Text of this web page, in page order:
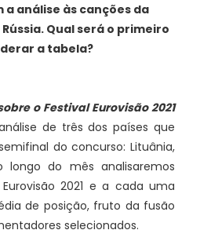
análise às canções da
Qual será o primeiro
a tabela?
o Festival Eurovisão 2021
de três dos países que
do concurso: Lituânia,
longo do mês analisaremos
2021 e a cada uma
de posição, fruto da fusão
selecionados.